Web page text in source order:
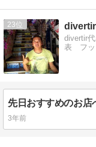
23
divertir
表 フッ
3年前